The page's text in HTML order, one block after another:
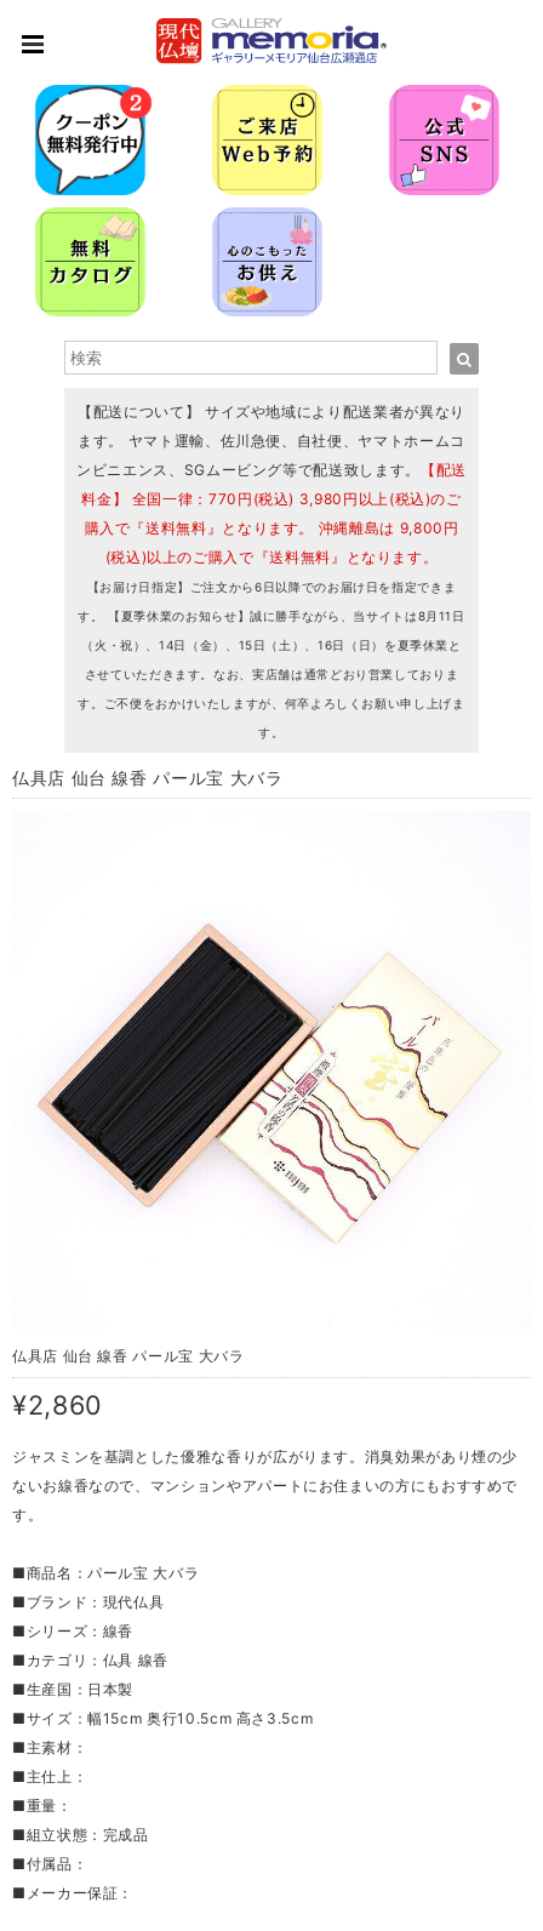
【配送について】 サイズや地域により配送業者が異なり
ます。 ヤマト運輸、佐川急便、自社便、ヤマトホームコ
ンビニエンス、SGムービング等で配送致します。
【配送
料金】 全国一律：770円(税込) 3,980円以上(税込)のご
購入で『送料無料』となります。 沖縄離島は 9,800円
(税込)以上のご購入で『送料無料』となります。
【お届け日指定】ご注文から6日以降でのお届け日を指定できま
す。 【夏季休業のお知らせ】誠に勝手ながら、当サイトは8月11日
（火・祝）、14日（金）、15日（土）、16日（日）を夏季休業と
させていただきます。なお、実店舗は通常どおり営業しておりま
す。ご不便をおかけいたしますが、何卒よろしくお願い申し上げま
す。
仏具店 仙台 線香 パール宝 大バラ
仏具店 仙台 線香 パール宝 大バラ
¥2,860
ジャスミンを基調とした優雅な香りが広がります。消臭効果があり煙の少
ないお線香なので、マンションやアパートにお住まいの方にもおすすめで
す。
■商品名：パール宝 大バラ
■ブランド：現代仏具
■シリーズ：線香
■カテゴリ：仏具 線香
■生産国：日本製
■サイズ：幅15cm 奥行10.5cm 高さ3.5cm
■主素材：
■主仕上：
■重量：
■組立状態：完成品
■付属品：
■メーカー保証：